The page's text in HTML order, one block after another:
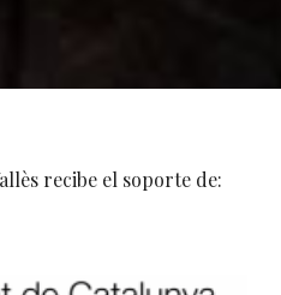
recibe el soporte de: